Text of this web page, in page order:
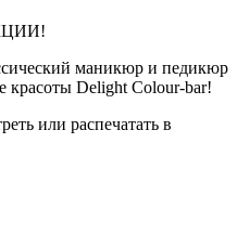
маникюр и педикюр
красоты Delight Colour-bar!
или распечатать в